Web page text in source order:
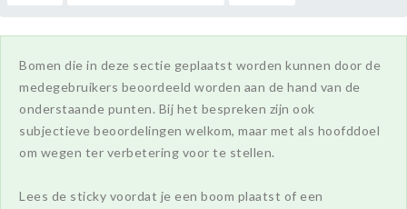
Bomen die in deze sectie geplaatst worden kunnen door de
medegebruikers beoordeeld worden aan de hand van de
onderstaande punten. Bij het bespreken zijn ook
subjectieve beoordelingen welkom, maar met als hoofddoel
om wegen ter verbetering voor te stellen.
Lees de sticky voordat je een boom plaatst of een